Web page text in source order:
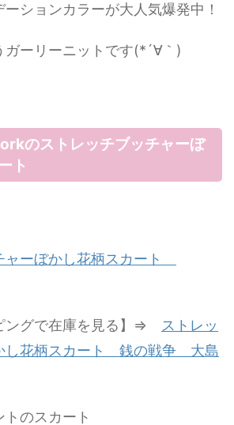
ションカラーが大人気爆発中！
ガーリーニットです(*´∀｀)
のストレッチブッチャーぼ
ト
ャーぼかし花柄スカート
ングで在庫を見る】⇒
ストレッ
し花柄スカート 銭の戦争 大島
のスカート